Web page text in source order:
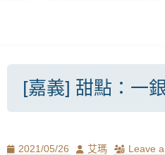
[嘉義] 甜點：一
Posted
2021/05/26 Author
艾瑪 Leave